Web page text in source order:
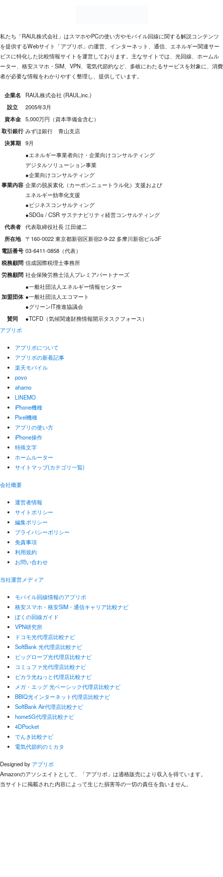
私たち「RAUL株式会社」はスマホやPCの使い方やモバイル回線に関する解説コンテンツ
を提供するWebサイト「アプリポ」の運営、インターネット、通信、エネルギー関連サー
ビスに特化した比較情報サイトを運営しております。主なサイトでは、光回線、ホームル
ーター、格安スマホ・SIM、VPN、電気代節約など、多岐にわたるサービスを対象に、消費
者が必要な情報をわかりやすく整理し、提供しています。
企業名
RAUL株式会社 (RAUL,inc.)
設立
2005年3月
資本金 5,000万円（資本準備金含む）
取引銀行 みずほ銀行 青山支店
決算期 9月
事業内容
●エネルギー事業者向け・企業向けコンサルティング
デジタルソリューション事業
●企業向けコンサルティング
企業の脱炭素化（カーボンニュートラル化）支援および
エネルギー効率化支援
●ビジネスコンサルティング
●SDGs / CSR サステナビリティ経営コンサルティング
代表者 代表取締役社長 江田健二
所在地 〒160-0022 東京都新宿区新宿2-9-22 多摩川新宿ビル3F
電話番号 03-6411-0858（代表）
税務顧問 信成国際税理士事務所
労務顧問 社会保険労務士法人プレミアパートナーズ
加盟団体
●一般社団法人エネルギー情報センター
●一般社団法人エコマート
●グリーンIT推進協議会
賛同
●TCFD（気候関連財務情報開示タスクフォース）
アプリポ
アプリポについて
アプリポの新着記事
楽天モバイル
povo
ahamo
LINEMO
iPhone機種
Pixel機種
アプリの使い方
iPhone操作
特殊文字
ホームルーター
サイトマップ(カテゴリ一覧)
会社概要
運営者情報
サイトポリシー
編集ポリシー
プライバシーポリシー
免責事項
利用規約
お問い合わせ
当社運営メディア
モバイル回線情報のアプリポ
格安スマホ・格安SIM・通信キャリア比較ナビ
ぼくの回線ガイド
VPN研究所
ドコモ光代理店比較ナビ
SoftBank 光代理店比較ナビ
ビッグローブ光代理店比較ナビ
コミュファ光代理店比較ナビ
ピカラ光ねっと代理店比較ナビ
メガ・エッグ 光ベーシック代理店比較ナビ
BBIQ光インターネット代理店比較ナビ
SoftBank Air代理店比較ナビ
home5G代理店比較ナビ
4DPocket
でんき比較ナビ
電気代節約のミカタ
Designed by アプリポ
Amazonのアソシエイトとして、「アプリポ」は適格販売により収入を得ています。
当サイトに掲載された内容によって生じた損害等の一切の責任を負いません。